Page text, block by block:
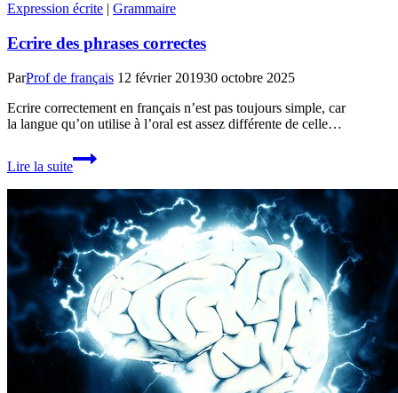
Expression écrite | Grammaire
Ecrire des phrases correctes
ParProf de français 12 février 201930 octobre 2025
Ecrire correctement en français n’est pas toujours simple, car
la langue qu’on utilise à l’oral est assez différente de celle…
Lire la suite
Ecrire
des
correctes